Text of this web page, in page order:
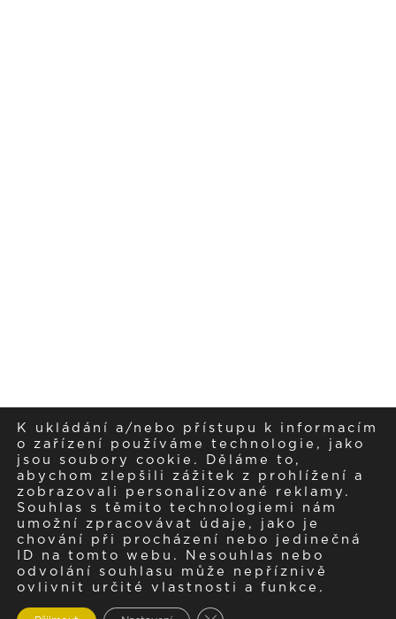
K ukládání a/nebo přístupu k informacím
o zařízení používáme technologie, jako
jsou soubory cookie. Děláme to,
abychom zlepšili zážitek z prohlížení a
zobrazovali personalizované reklamy.
Souhlas s těmito technologiemi nám
umožní zpracovávat údaje, jako je
chování při procházení nebo jedinečná
ID na tomto webu. Nesouhlas nebo
odvolání souhlasu může nepříznivě
ovlivnit určité vlastnosti a funkce.